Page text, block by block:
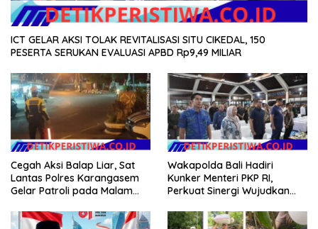
ICT GELAR AKSI TOLAK REVITALISASI SITU CIKEDAL, 150
PESERTA SERUKAN EVALUASI APBD Rp9,49 MILIAR
Cegah Aksi Balap Liar, Sat
Lantas Polres Karangasem
Gelar Patroli pada Malam
Wakapolda Bali Hadiri
Kunker Menteri PKP RI,
Perkuat Sinergi Wujudkan
Masyarakat